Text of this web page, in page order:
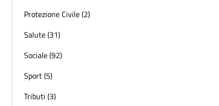
Protezione Civile (2)
Salute (31)
Sociale (92)
Sport (5)
Tributi (3)